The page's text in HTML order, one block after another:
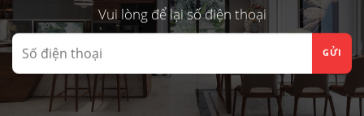
Vui lòng để lại số điện thoại